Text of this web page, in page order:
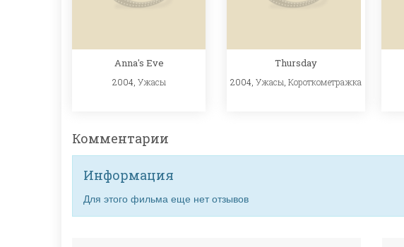
Anna's Eve
2004, Ужасы
Thursday
2004, Ужасы, Короткометражка
Комментарии
Информация
Для этого фильма еще нет отзывов